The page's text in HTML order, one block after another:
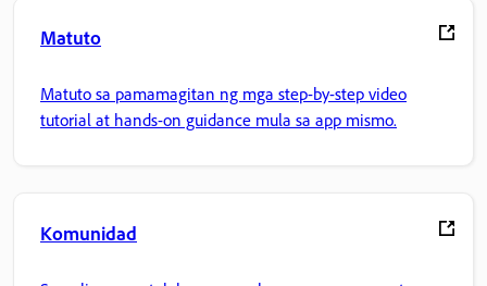
Matuto
Matuto sa pamamagitan ng mga step-by-step video
tutorial at hands-on guidance mula sa app mismo.
Komunidad